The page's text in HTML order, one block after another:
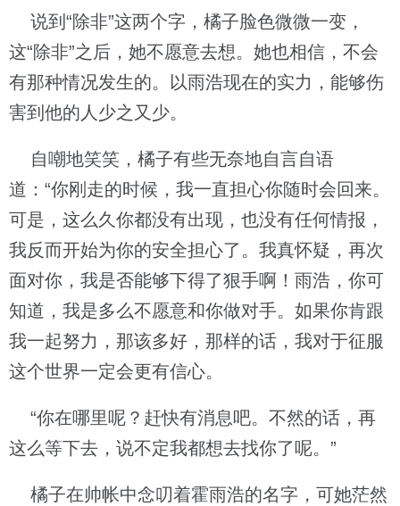
说到“除非”这两个字，橘子脸色微微一变，
这“除非”之后，她不愿意去想。她也相信，不会
有那种情况发生的。以雨浩现在的实力，能够伤
害到他的人少之又少。
自嘲地笑笑，橘子有些无奈地自言自语
道：“你刚走的时候，我一直担心你随时会回来。
可是，这么久你都没有出现，也没有任何情报，
我反而开始为你的安全担心了。我真怀疑，再次
面对你，我是否能够下得了狠手啊！雨浩，你可
知道，我是多么不愿意和你做对手。如果你肯跟
我一起努力，那该多好，那样的话，我对于征服
这个世界一定会更有信心。
“你在哪里呢？赶快有消息吧。不然的话，再
这么等下去，说不定我都想去找你了呢。”
橘子在帅帐中念叨着霍雨浩的名字，可她茫然